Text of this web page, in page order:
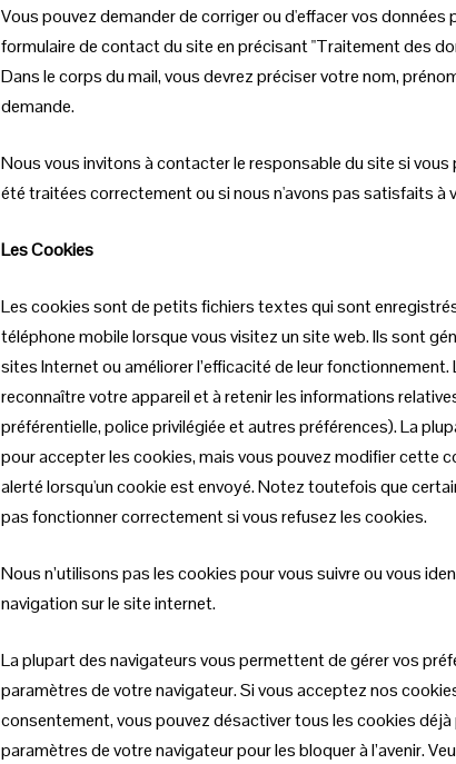
Vous pouvez demander de corriger ou d'effacer vos données
formulaire de contact du site en précisant "Traitement des
Dans le corps du mail, vous devrez préciser votre nom,
demande.
Nous vous invitons à contacter le responsable du site si
été traitées correctement ou si nous n'avons pas satisfaits à
Les Cookies
Les cookies sont de petits fichiers textes qui sont
téléphone mobile lorsque vous visitez un site web. Ils sont
sites Internet ou améliorer l’efficacité de leur
reconnaître votre appareil et à retenir les informations
préférentielle, police privilégiée et autres préférences). La
pour accepter les cookies, mais vous pouvez modifier cette
alerté lorsqu'un cookie est envoyé. Notez toutefois que
pas fonctionner correctement si vous refusez les cookies.
Nous n’utilisons pas les cookies pour vous suivre ou vous
navigation sur le site internet.
La plupart des navigateurs vous permettent de gérer vos
paramètres de votre navigateur. Si vous acceptez nos
consentement, vous pouvez désactiver tous les cookies
paramètres de votre navigateur pour les bloquer à l’avenir.